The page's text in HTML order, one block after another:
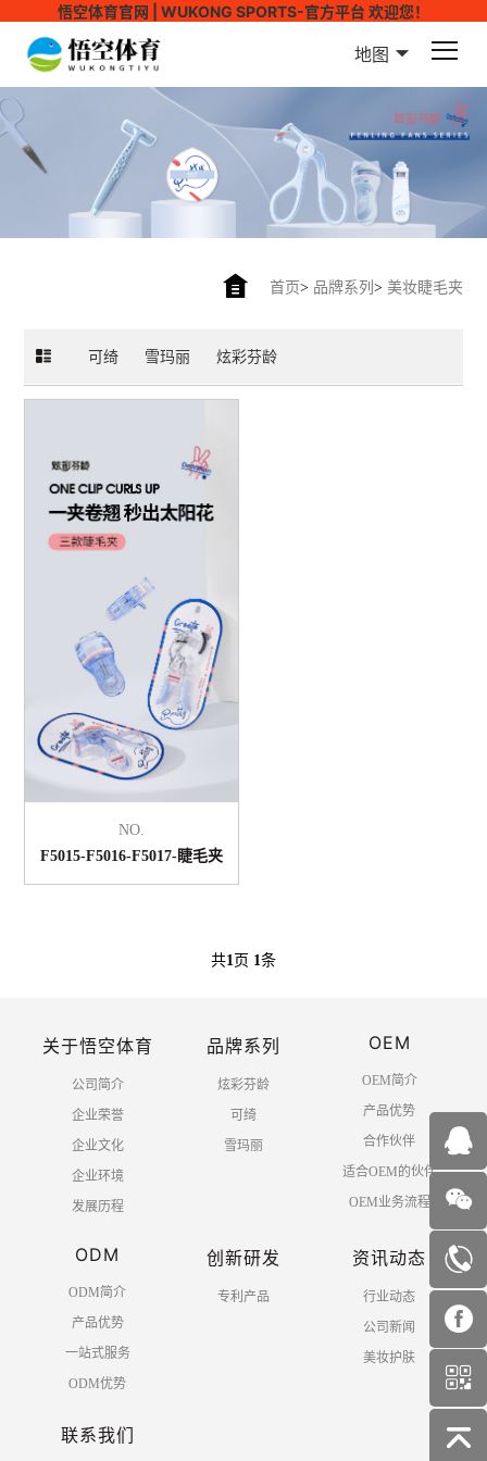
悟空体育官网 | WUKONG SPORTS-官方平台 欢迎您！
地图
首页> 品牌系列 > 美妆睫毛夹
可绮 雪玛丽 炫彩芬龄
NO.
F5015-F5016-F5017-睫毛夹
共1页 1条
关于悟空体育
公司简介
企业荣誉
企业文化
企业环境
发展历程
品牌系列
炫彩芬龄
可绮
雪玛丽
OEM
OEM简介
产品优势
合作伙伴
适合OEM的伙伴
OEM业务流程
ODM
ODM简介
产品优势
一站式服务
ODM优势
创新研发
专利产品
资讯动态
行业动态
公司新闻
美妆护肤
联系我们